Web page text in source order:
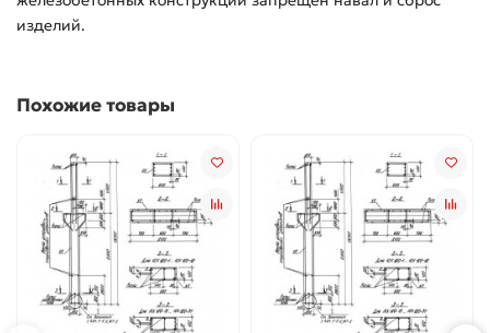
изделий.
Похожие товары